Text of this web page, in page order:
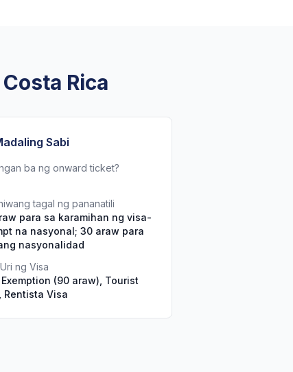
Rica
Sabi
ba ng onward ticket?
tagal ng pananatili
para sa karamihan ng visa-
na nasyonal; 30 araw para
nasyonalidad
ng Visa
(90 araw), Tourist
Rentista Visa